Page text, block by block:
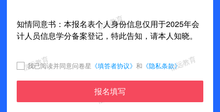
知情同意书：本报名表个人身份信息仅用于2025年会
计人员信息学分备案登记，特此告知，请本人知晓。
我已阅读并同意问卷星 《填答者协议》 和 《隐私条款》
报名填写